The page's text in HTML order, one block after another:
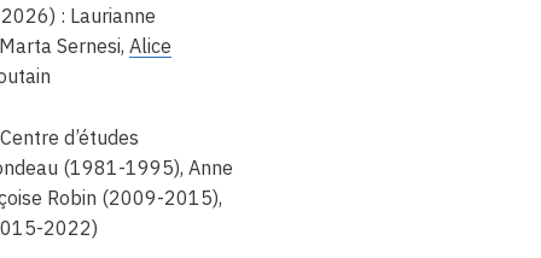
: Laurianne
Sernesi, Alice
d’études
(1981-1995), Anne
Robin (2009-2015),
2022)